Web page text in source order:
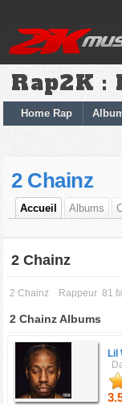
Rap2K :
Home Rap
2 Chainz
Accueil Albums
2 Chainz
2 Chainz Rappeur 81
2 Chainz Albums
Lil